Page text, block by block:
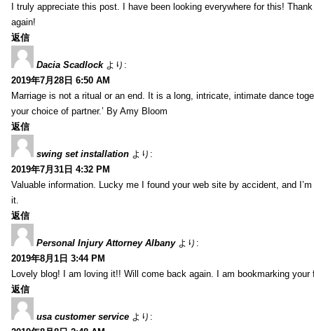
I truly appreciate this post. I have been looking everywhere for this!
again!
返信
Dacia Scadlock より:
2019年7月28日 6:50 AM
Marriage is not a ritual or an end. It is a long, intricate, intimate dance
your choice of partner.’ By Amy Bloom
返信
swing set installation より:
2019年7月31日 4:32 PM
Valuable information. Lucky me I found your web site by accident, and
it.
返信
Personal Injury Attorney Albany より:
2019年8月1日 3:44 PM
Lovely blog! I am loving it!! Will come back again. I am bookmarking your
返信
usa customer service より: